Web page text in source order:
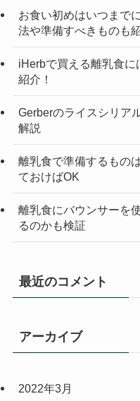
お食い初めはいつまで
法や準備すべきものも
iHerbで買える離乳食に
紹介！
Gerberのライスシリア
解説
離乳食で準備するもの
ておけばOK
離乳食にバウンサーを
るのかも検証
最近のコメント
アーカイブ
2022年3月